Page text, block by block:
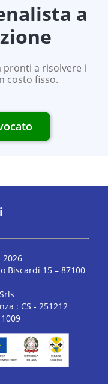
a
pronti a risolvere i
costo fisso.
2026
Biscardi 15 – 87100
: CS - 251212